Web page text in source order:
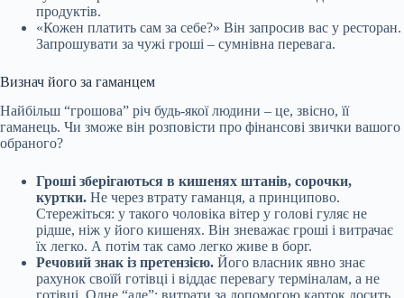
продуктів.
«Кожен платить сам за себе?» Він запросив вас у ресторан.
Запрошувати за чужі гроші – сумнівна перевага.
Визнач його за гаманцем
Найбільш “грошова” річ будь-якої людини – це, звісно, її
гаманець. Чи зможе він розповісти про фінансові звички вашого
обраного?
Гроші зберігаються в кишенях штанів, сорочки,
куртки. Не через втрату гаманця, а принципово.
Стережіться: у такого чоловіка вітер у голові гуляє не
рідше, ніж у його кишенях. Він зневажає гроші і витрачає
їх легко. А потім так само легко живе в борг.
Речовий знак із претензією. Його власник явно знає
рахунок своїй готівці і віддає перевагу терміналам, а не